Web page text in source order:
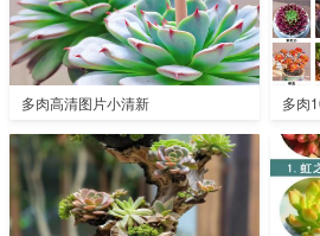
多肉高清图片小清新 多肉